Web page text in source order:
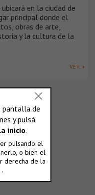
en la ciudad de
principal donde el
obras de arte,
y la cultura de la
VER +